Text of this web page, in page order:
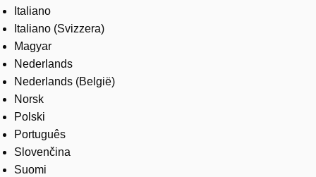
Italiano
Italiano (Svizzera)
Magyar
Nederlands
Nederlands (België)
Norsk
Polski
Português
Slovenčina
Suomi